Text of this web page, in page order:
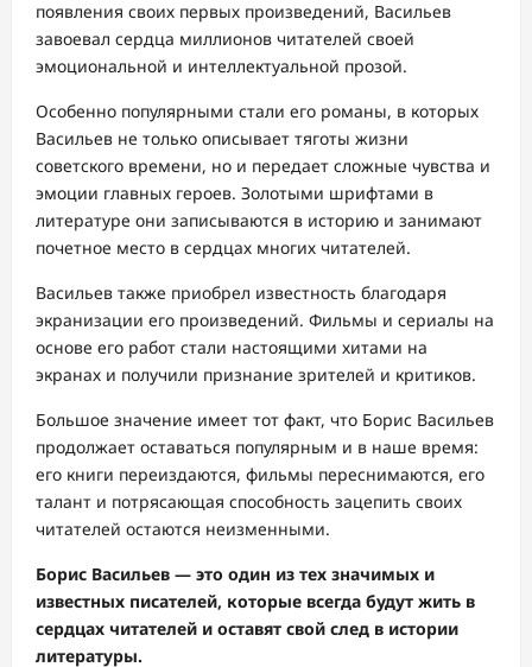
появления своих первых произведений, Васильев
завоевал сердца миллионов читателей своей
эмоциональной и интеллектуальной прозой.
Особенно популярными стали его романы, в которых
Васильев не только описывает тяготы жизни
советского времени, но и передает сложные чувства и
эмоции главных героев. Золотыми шрифтами в
литературе они записываются в историю и занимают
почетное место в сердцах многих читателей.
Васильев также приобрел известность благодаря
экранизации его произведений. Фильмы и сериалы на
основе его работ стали настоящими хитами на
экранах и получили признание зрителей и критиков.
Большое значение имеет тот факт, что Борис Васильев
продолжает оставаться популярным и в наше время:
его книги переиздаются, фильмы переснимаются, его
талант и потрясающая способность зацепить своих
читателей остаются неизменными.
Борис Васильев — это один из тех значимых и
известных писателей, которые всегда будут жить в
сердцах читателей и оставят свой след в истории
литературы.